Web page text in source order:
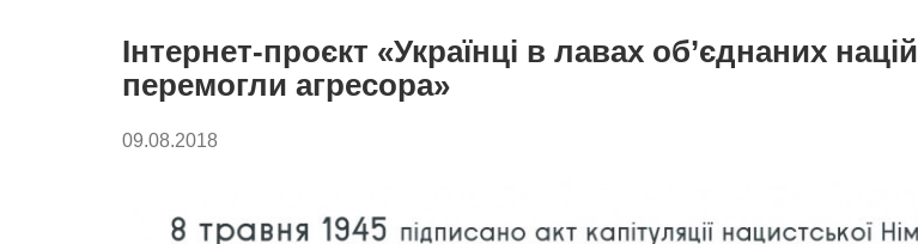
Інтернет-проєкт «Українці в лавах об’єднаних націй
перемогли агресора»
09.08.2018